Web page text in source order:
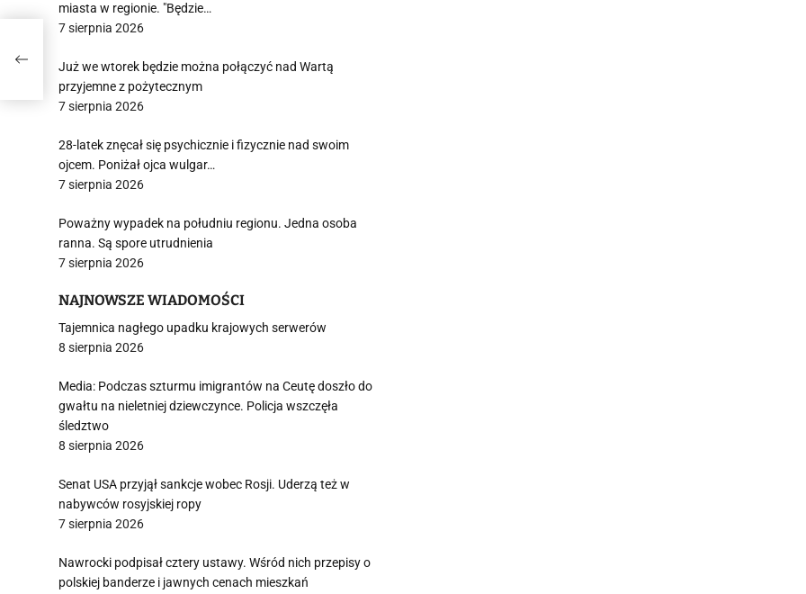
miasta w regionie. "Będzie…
7 sierpnia 2026
Już we wtorek będzie można połączyć nad Wartą
przyjemne z pożytecznym
7 sierpnia 2026
28-latek znęcał się psychicznie i fizycznie nad swoim
ojcem. Poniżał ojca wulgar…
7 sierpnia 2026
Poważny wypadek na południu regionu. Jedna osoba
ranna. Są spore utrudnienia
7 sierpnia 2026
NAJNOWSZE WIADOMOŚCI
Tajemnica nagłego upadku krajowych serwerów
8 sierpnia 2026
Media: Podczas szturmu imigrantów na Ceutę doszło do
gwałtu na nieletniej dziewczynce. Policja wszczęła
śledztwo
8 sierpnia 2026
Senat USA przyjął sankcje wobec Rosji. Uderzą też w
nabywców rosyjskiej ropy
7 sierpnia 2026
Nawrocki podpisał cztery ustawy. Wśród nich przepisy o
polskiej banderze i jawnych cenach mieszkań